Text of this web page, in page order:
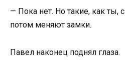
— Пока нет. Но такие, как ты,
потом меняют замки.
Павел наконец поднял глаза.